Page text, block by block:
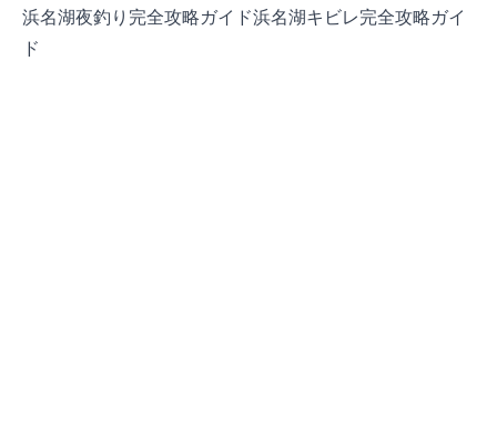
浜名湖夜釣り完全攻略ガイド浜名湖キビレ完全攻略ガイ
ド